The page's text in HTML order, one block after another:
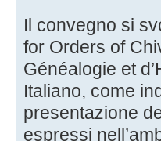
Il convegno si
for Orders of
Généalogie et
Italiano, come
presentazione
espressi